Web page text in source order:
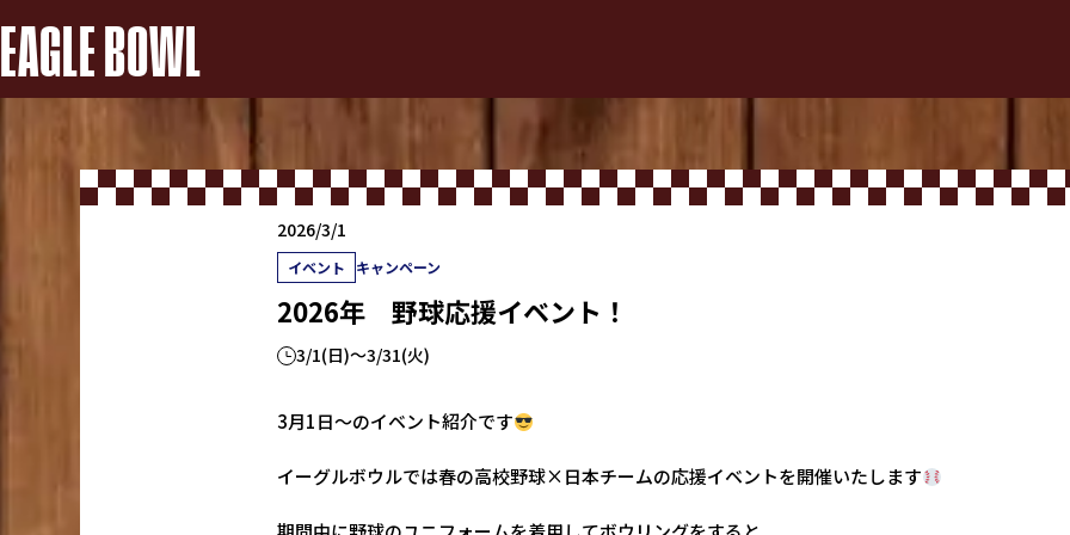
EAGLE BOWL
2026/3/1
イベント キャンペーン
2026年 野球応援イベント！
3/1(日)～3/31(火)
3月1日～のイベント紹介です
イーグルボウルでは春の高校野球×日本チームの応援イベントを開催いたします